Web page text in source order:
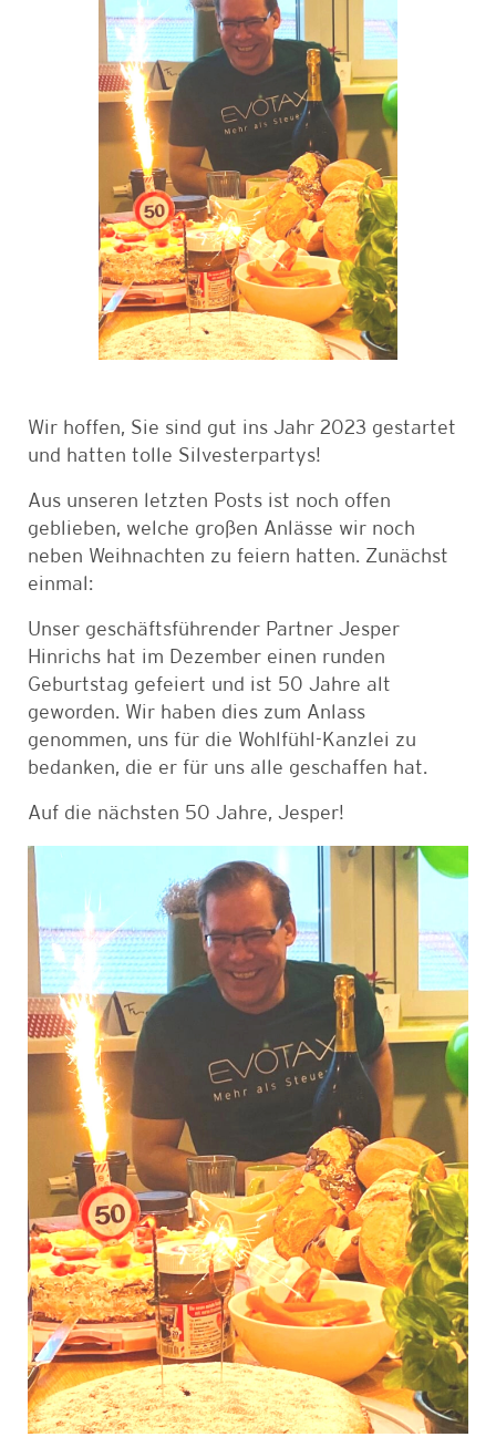
Wir hoffen, Sie sind gut ins Jahr 2023 gestartet
und hatten tolle Silvesterpartys!
Aus unseren letzten Posts ist noch offen
geblieben, welche großen Anlässe wir noch
neben Weihnachten zu feiern hatten. Zunächst
einmal:
Unser geschäftsführender Partner Jesper
Hinrichs hat im Dezember einen runden
Geburtstag gefeiert und ist 50 Jahre alt
geworden. Wir haben dies zum Anlass
genommen, uns für die Wohlfühl-Kanzlei zu
bedanken, die er für uns alle geschaffen hat.
Auf die nächsten 50 Jahre, Jesper!